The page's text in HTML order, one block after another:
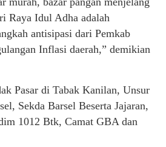
Raya Idul Adha adalah
antisipasi dari Pemkab
Inflasi daerah,” demikian
Pasar di Tabak Kanilan, Unsur
Sekda Barsel Beserta Jajaran,
1012 Btk, Camat GBA dan